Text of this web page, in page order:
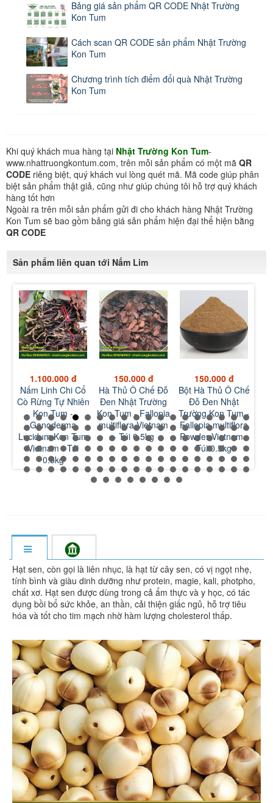
Bảng giá sản phẩm QR CODE Nhật Trường
Kon Tum
Cách scan QR CODE sản phẩm Nhật Trường
Kon Tum
Chương trình tích điểm đổi quà Nhật Trường
Kon Tum
Khi quý khách mua hàng tại Nhật Trường Kon Tum-
www.nhattruongkontum.com, trên mỗi sản phẩm có một mã QR
CODE riêng biệt, quý khách vui lòng quét mã. Mã code giúp phân
biệt sản phẩm thật giả, cũng như giúp chúng tôi hỗ trợ quý khách
hàng tốt hơn
Ngoài ra trên mỗi sản phẩm gửi đi cho khách hàng Nhật Trường
Kon Tum sẽ bao gồm bảng giá sản phẩm hiện đại thể hiện bằng
QR CODE
Sản phẩm liên quan tới Nấm Lim
1.100.000 đ
Nấm Linh Chi Cổ
Cò Rừng Tự Nhiên
Kon Tum -
Ganoderma
Lucidum Kon Tum
Vietnam - Túi
0.5kg
150.000 đ
Hà Thủ Ô Chế Đỗ
Đen Nhật Trường
Kon Tum - Fallopia
multiflora Vietnam
- Túi 0.5kg
150.000 đ
Bột Hà Thủ Ô Chế
Đỗ Đen Nhật
Trường Kon Tum -
Fallopia multiflora
Powder Vietnam -
Túi 0.5kg
Hạt sen, còn gọi là liên nhục, là hạt từ cây sen, có vị ngọt nhẹ,
tính bình và giàu dinh dưỡng như protein, magie, kali, photpho,
chất xơ. Hạt sen được dùng trong cả ẩm thực và y học, có tác
dụng bồi bổ sức khỏe, an thần, cải thiện giấc ngủ, hỗ trợ tiêu
hóa và tốt cho tim mạch nhờ hàm lượng cholesterol thấp.